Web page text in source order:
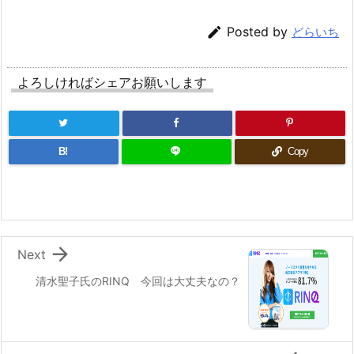
 Posted by どらいち
よろしければシェアお願いします
B! Copy
清水聖子氏のRINQ 今回は大丈夫なの？

Next